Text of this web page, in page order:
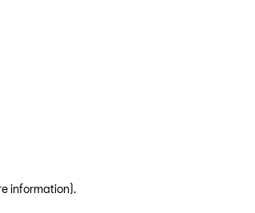
information).